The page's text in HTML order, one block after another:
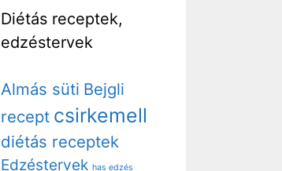
Diétás receptek,
edzéstervek
Almás süti Bejgli
recept csirkemell
diétás receptek
Edzéstervek has edzés